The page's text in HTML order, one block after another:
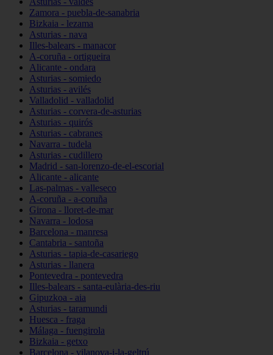
Zamora - puebla-de-sanabria
Bizkaia - lezama
Asturias - nava
Illes-balears - manacor
A-coruña - ortigueira
Alicante - ondara
Asturias - somiedo
Asturias - avilés
Valladolid - valladolid
Asturias - corvera-de-asturias
Asturias - quirós
Asturias - cabranes
Navarra - tudela
Asturias - cudillero
Madrid - san-lorenzo-de-el-escorial
Alicante - alicante
Las-palmas - valleseco
A-coruña - a-coruña
Girona - lloret-de-mar
Navarra - lodosa
Barcelona - manresa
Cantabria - santoña
Asturias - tapia-de-casariego
Asturias - llanera
Pontevedra - pontevedra
Illes-balears - santa-eulària-des-riu
Gipuzkoa - aia
Asturias - taramundi
Huesca - fraga
Málaga - fuengirola
Bizkaia - getxo
Barcelona - vilanova-i-la-geltrú